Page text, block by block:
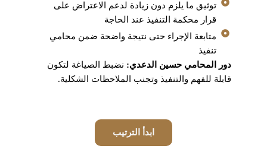
توثيق ما يلزم دون زيادة لدعم الاعتراض على
قرار محكمة التنفيذ عند الحاجة
متابعة الإجراء حتى نتيجة واضحة ضمن محامي
تنفيذ
دور المحامي حسين الدعدي: نضبط الصياغة لتكون
قابلة للفهم والتنفيذ وتجنب الملاحظات الشكلية.
ابدأ الترتيب